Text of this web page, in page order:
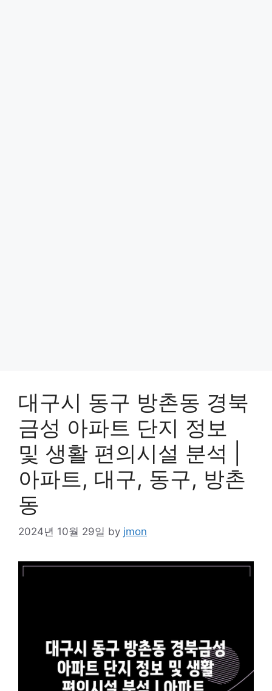
대구시 동구 방촌동 경북
금성 아파트 단지 정보
및 생활 편의시설 분석 |
아파트, 대구, 동구, 방촌
동
2024년 10월 29일 by jmon